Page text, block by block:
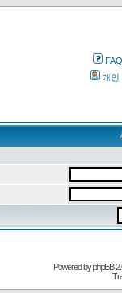
FAQ
개인
Powered byphpBB